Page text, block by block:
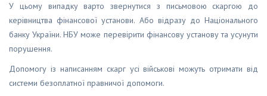
У цьому випадку варто звернутися з письмовою скаргою до
керівництва фінансової установи. Або відразу до Національного
банку України. НБУ може перевірити фінансову установу та усунути
порушення.
Допомогу із написанням скарг усі військові можуть отримати від
системи безоплатної правничої допомоги.